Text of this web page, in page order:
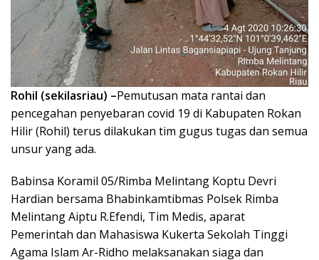
Rohil (sekilasriau) –Pemutusan mata rantai dan
pencegahan penyebaran covid 19 di Kabupaten Rokan
Hilir (Rohil) terus dilakukan tim gugus tugas dan semua
unsur yang ada.
Babinsa Koramil 05/Rimba Melintang Koptu Devri
Hardian bersama Bhabinkamtibmas Polsek Rimba
Melintang Aiptu R.Efendi, Tim Medis, aparat
Pemerintah dan Mahasiswa Kukerta Sekolah Tinggi
Agama Islam Ar-Ridho melaksanakan siaga dan